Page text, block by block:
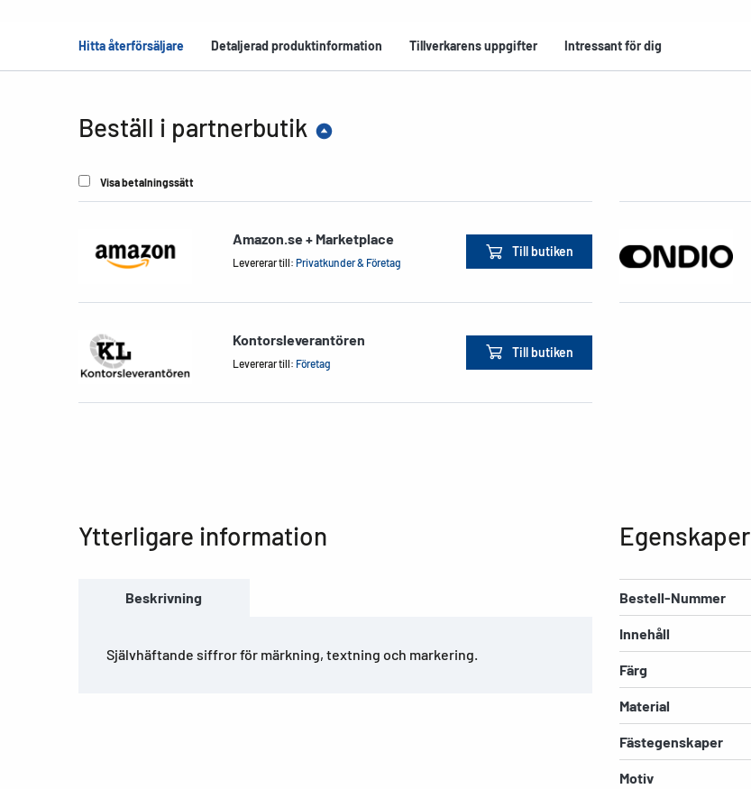
Hitta återförsäljare Detaljerad produktinformation Tillverkarens uppgifter Intressant för dig
Beställ i partnerbutik
Visa betalningssätt
Amazon.se + Marketplace
Levererar till: Privatkunder & Företag
Till butiken
Kontorsleverantören
Levererar till: Företag
Till butiken
Ytterligare information
Beskrivning
Självhäftande siffror för märkning, textning och markering.
Egenskaper
Bestell-Nummer
Innehåll
Färg
Material
Fästegenskaper
Motiv